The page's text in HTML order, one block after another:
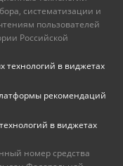
систематизации и
пользователей
Российской
в виджетах
рекомендаций
в виджетах
номер средства